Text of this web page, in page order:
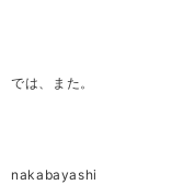
では、また。
nakabayashi